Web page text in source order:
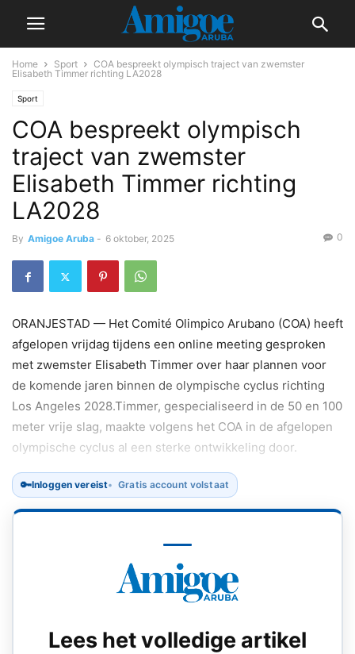
Home Sport
COA bespreekt olympisch traject van zwemster
Elisabeth Timmer richting LA2028
Sport
COA bespreekt olympisch
traject van zwemster
Elisabeth Timmer richting
LA2028
By Amigoe Aruba - 6 oktober, 2025 0
ORANJESTAD — Het Comité Olimpico Arubano (COA) heeft
afgelopen vrijdag tijdens een online meeting gesproken
met zwemster Elisabeth Timmer over haar plannen voor
de komende jaren binnen de olympische cyclus richting
Los Angeles 2028.Timmer, gespecialiseerd in de 50 en 100
meter vrije slag, maakte volgens het COA in de afgelopen
olympische cyclus al een sterke ontwikkeling door.
🔑Inloggen vereist Gratis account volstaat
Lees het volledige artikel